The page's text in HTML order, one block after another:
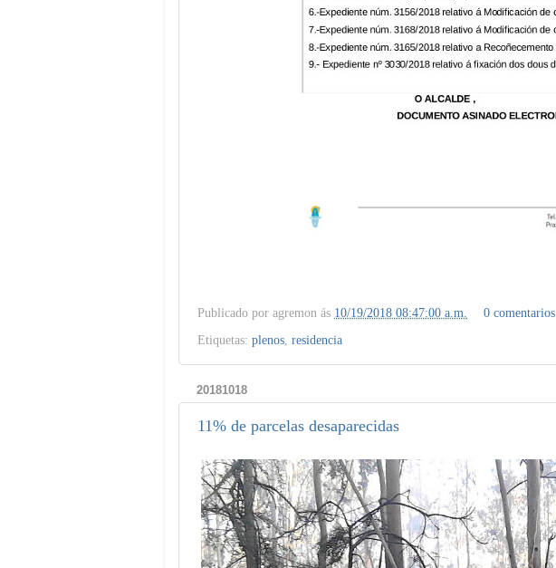
Publicado por agremon ás 10/19/2018 08:47:00 a.m.
0 comentarios
Etiquetas: plenos residencia
20181018
11% de parcelas desaparecidas